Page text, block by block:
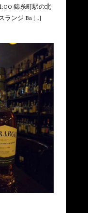
錦糸町駅の北
ランジ Ba […]